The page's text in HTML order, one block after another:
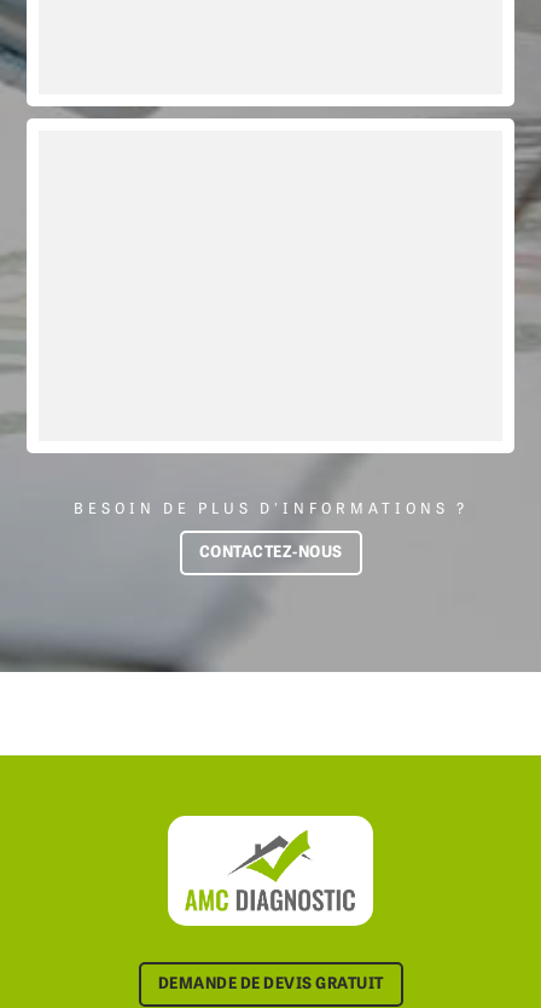
BESOIN DE PLUS D'INFORMATIONS ?
CONTACTEZ-NOUS
DEMANDE DE DEVIS GRATUIT